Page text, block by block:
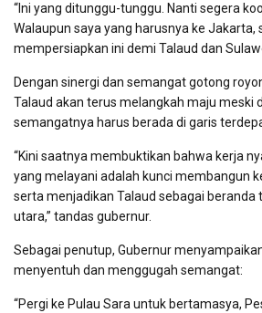
“Ini yang ditunggu-tunggu. Nanti segera
Walaupun saya yang harusnya ke
mempersiapkan ini demi Talaud dan
Dengan sinergi dan semangat gotong
Talaud akan terus melangkah maju meski
semangatnya harus berada di garis
“Kini saatnya membuktikan bahwa kerja
yang melayani adalah kunci membangun
serta menjadikan Talaud sebagai beranda
utara,” tandas gubernur.
Sebagai penutup, Gubernur
menyentuh dan menggugah semangat:
“Pergi ke Pulau Sara untuk bertamasya,